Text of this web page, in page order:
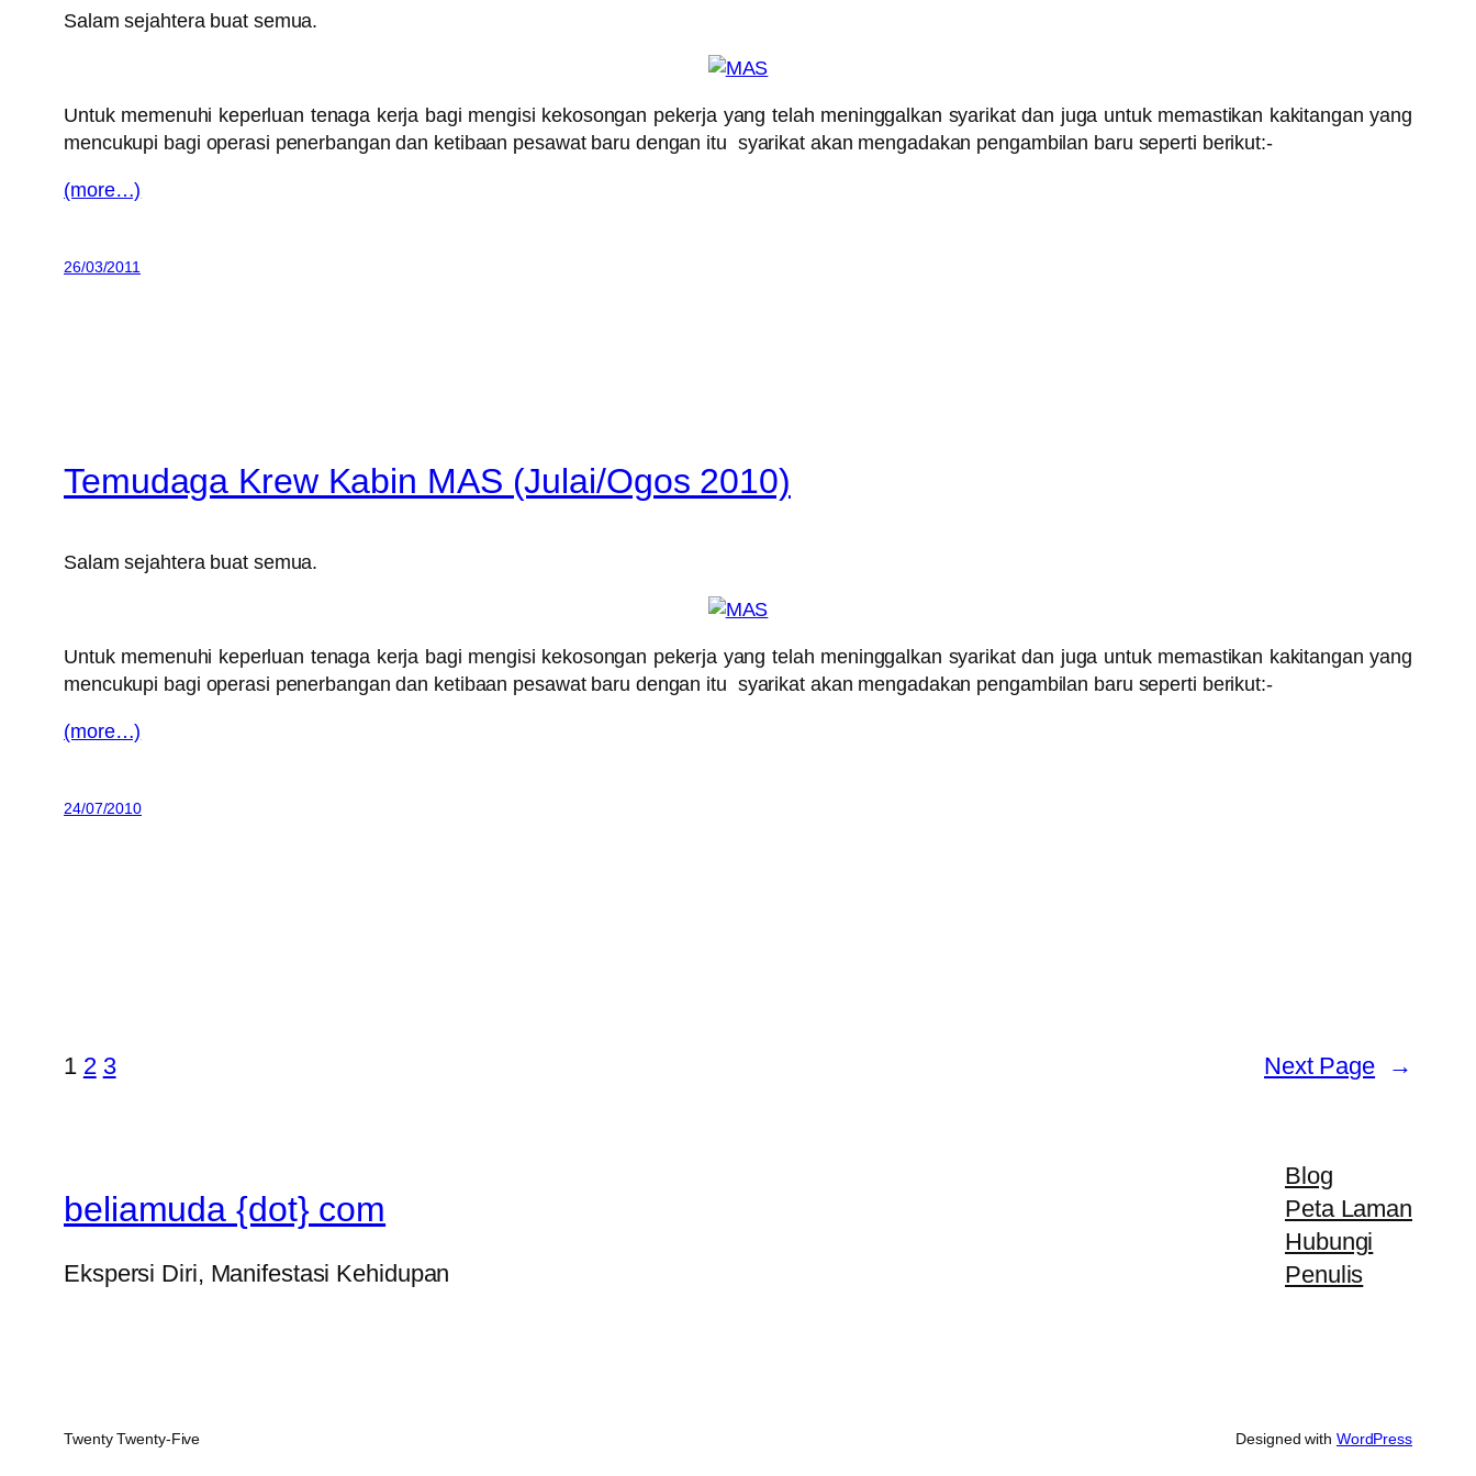
Salam sejahtera buat semua.
Untuk memenuhi keperluan tenaga kerja bagi mengisi kekosongan pekerja yang telah meninggalkan syarikat dan juga untuk memastikan kakitangan yang
mencukupi bagi operasi penerbangan dan ketibaan pesawat baru dengan itu syarikat akan mengadakan pengambilan baru seperti berikut:-
(more…)
26/03/2011
Temudaga Krew Kabin MAS (Julai/Ogos 2010)
Salam sejahtera buat semua.
Untuk memenuhi keperluan tenaga kerja bagi mengisi kekosongan pekerja yang telah meninggalkan syarikat dan juga untuk memastikan kakitangan yang
mencukupi bagi operasi penerbangan dan ketibaan pesawat baru dengan itu syarikat akan mengadakan pengambilan baru seperti berikut:-
(more…)
24/07/2010
1 2 3 Next Page →
beliamuda {dot} com
Ekspersi Diri, Manifestasi Kehidupan
Blog
Peta Laman
Hubungi
Penulis
Twenty Twenty-Five Designed with WordPress